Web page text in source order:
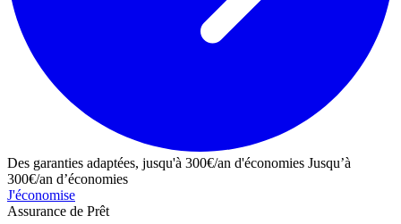
Des garanties adaptées, jusqu'à 300€/an d'économies Jusqu’à
300€/an d’économies
J'économise
Assurance de Prêt